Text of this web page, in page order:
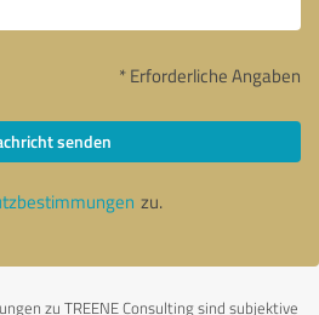
* Erforderliche Angaben
senden
zu.
zu TREENE Consulting sind subjektive